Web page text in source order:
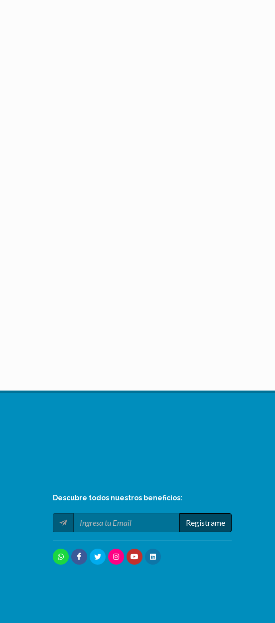
Descubre todos nuestros beneficios:
Registrame